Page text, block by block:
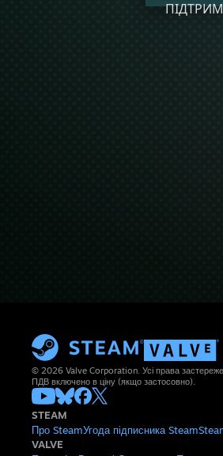
© 2026 Valve Corporation. Усі права
ПДВ включено в ціну (якщо застосовно).
STEAM
Про SteamУгода підписника Steam
VALVE